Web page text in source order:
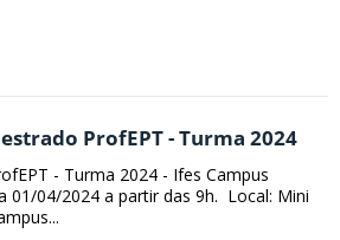
ProfEPT - Turma 2024
- Turma 2024 - Ifes Campus
01/04/2024 a partir das 9h. Local: Mini